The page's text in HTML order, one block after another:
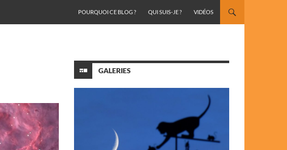
POURQUOI CE BLOG ?
QUI SUIS-JE ? VIDÉOS
GALERIES